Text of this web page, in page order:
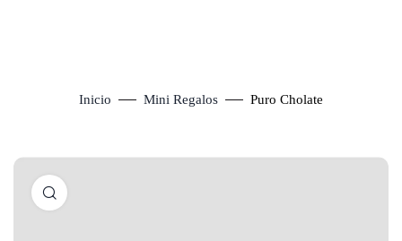
Inicio Mini Regalos Puro Cholate